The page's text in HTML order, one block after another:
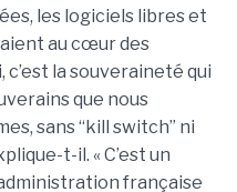
les logiciels libres et
au cœur des
c’est la souveraineté qui
que nous
sans “kill switch” ni
t-il. « C’est un
française